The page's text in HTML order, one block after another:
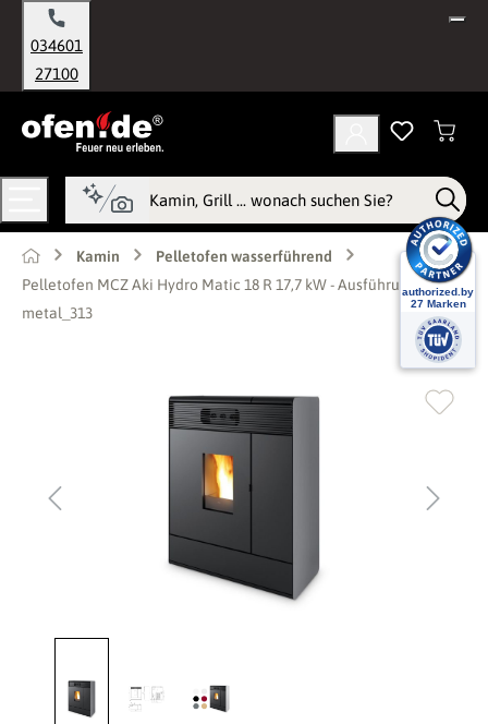
springen
034601
27100
Kamin
Pelletofen wasserführend
Pelletofen MCZ Aki Hydro Matic 18 R 17,7 kW - Ausführung: Silver
metal_313